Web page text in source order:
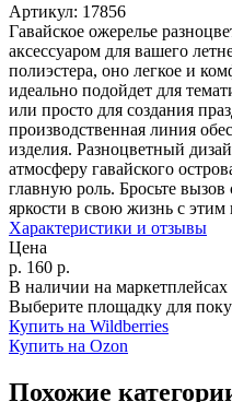
Артикул: 17856
Гавайское ожерелье
аксессуаром для вашего
полиэстера, оно легкое и
идеально подойдет для
или просто для создания
производственная линия
изделия. Разноцветный
атмосферу гавайского
главную роль. Бросьте
яркости в свою жизнь с
Характеристики и отзывы
Цена
р. 160 р.
В наличии на маркетплейсах
Выберите площадку для
Купить на Wildberries
Купить на Ozon
Похожие